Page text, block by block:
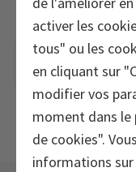
activer les
tous" ou les
en cliquant sur
modifier vos
moment dans le
de cookies".
informations
Application